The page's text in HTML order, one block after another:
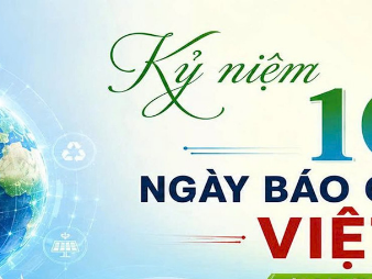
Gửi bình luận